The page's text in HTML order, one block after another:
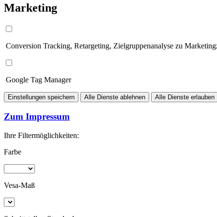
Marketing
Conversion Tracking, Retargeting, Zielgruppenanalyse zu
Google Tag Manager
Einstellungen speichern Alle Dienste ablehnen Alle Dienste erlauben
Zum Impressum
Ihre Filtermöglichkeiten:
Farbe
Vesa-Maß